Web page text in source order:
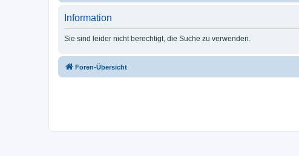
Information
Sie sind leider nicht berechtigt, die Suche zu verwenden.
Foren-Übersicht